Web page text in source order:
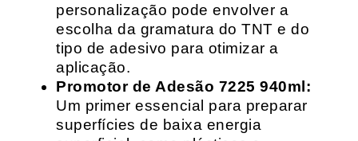
personalização pode envolver a
escolha da gramatura do TNT e do
tipo de adesivo para otimizar a
aplicação.
Promotor de Adesão 7225 940ml:
Um primer essencial para preparar
superfícies de baixa energia